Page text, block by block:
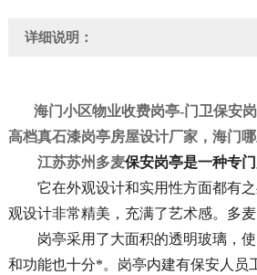
详细说明：
海门小区物业收费岗亭-门卫保安
高档真石漆岗亭房屋设计厂家，海门
江苏苏州多麦保安岗亭是一种专
它在外观设计和实用性方面都有
观设计非常精美，充满了艺术感。多
岗亭采用了大面积的透明玻璃，
和功能也十分*。岗亭内建有保安人员